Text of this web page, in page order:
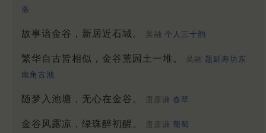
洛
故事谙金谷，新居近石城。 吴融 个人三十韵
繁华自古皆相似，金谷荒园土一堆。 吴融 题延寿坊东
南角古池
随梦入池塘，无心在金谷。 唐彦谦 春草
金谷风露凉，绿珠醉初醒。 唐彦谦 葡萄